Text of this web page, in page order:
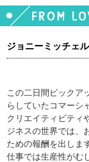
ジョニーミッチェル
この二日間ピックア
らしていたコマーシ
クリエイティビティ
ジネスの世界では、
ための報酬を出しま
仕事では生産性がむ